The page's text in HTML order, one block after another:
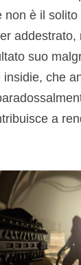
non è il
addestrato,
suo
che
a